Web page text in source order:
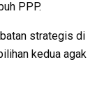
PPP.
strategis di
kedua agak